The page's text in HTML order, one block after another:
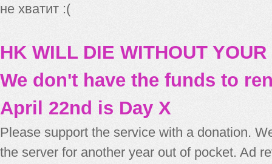
не хватит :(
HK WILL DIE WITHOUT
We don't have the funds to
April 22nd is Day X
Please support the service with a donation.
the server for another year out of pocket. Ad